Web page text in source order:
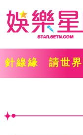
針線緣 請世